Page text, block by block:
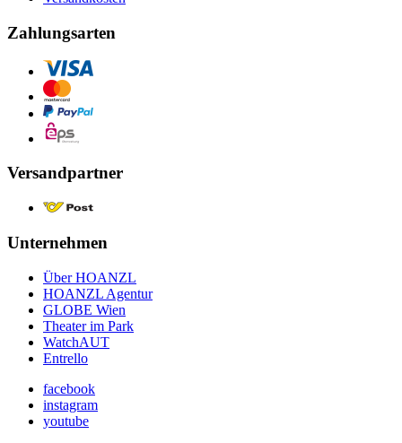
Zahlungsarten
Versandpartner
Unternehmen
Über HOANZL
HOANZL Agentur
GLOBE Wien
Theater im Park
WatchAUT
Entrello
facebook
instagram
youtube